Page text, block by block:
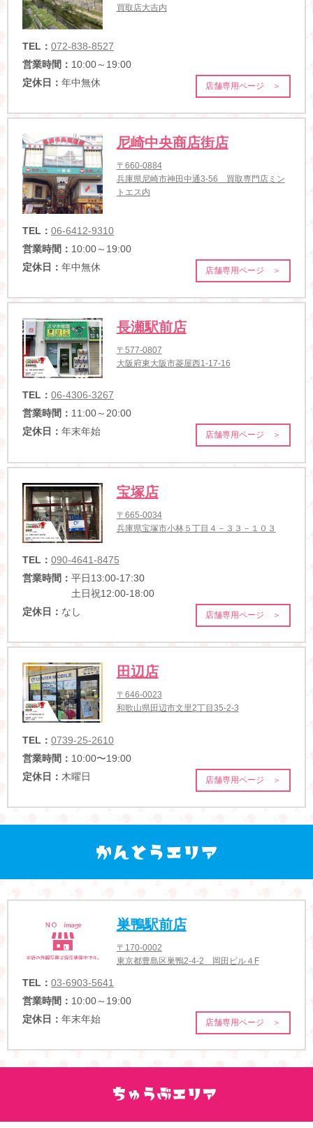
買取店大吉内
TEL： 072-838-8527
営業時間： 10:00～19:00
定休日： 年中無休 店舗専用ページ ＞
尼崎中央商店街店
〒660-0884
兵庫県尼崎市神田中通3-56 買取専門店ミン
トエス内
TEL： 06-6412-9310
営業時間： 10:00～19:00
定休日： 年中無休 店舗専用ページ ＞
長瀬駅前店
〒577-0807
大阪府東大阪市菱屋西1-17-16
TEL： 06-4306-3267
営業時間： 11:00～20:00
定休日： 年末年始 店舗専用ページ ＞
宝塚店
〒665-0034
兵庫県宝塚市小林５丁目４－３３－１０３
TEL： 090-4641-8475
営業時間： 平日13:00-17:30
土日祝12:00-18:00
定休日： なし 店舗専用ページ ＞
田辺店
〒646-0023
和歌山県田辺市文里2丁目35-2-3
TEL： 0739-25-2610
営業時間： 10:00〜19:00
定休日： 木曜日 店舗専用ページ ＞
巣鴨駅前店
〒170-0002
東京都豊島区巣鴨2-4-2 岡田ビル４F
TEL： 03-6903-5641
営業時間： 10:00～19:00
定休日： 年末年始 店舗専用ページ ＞